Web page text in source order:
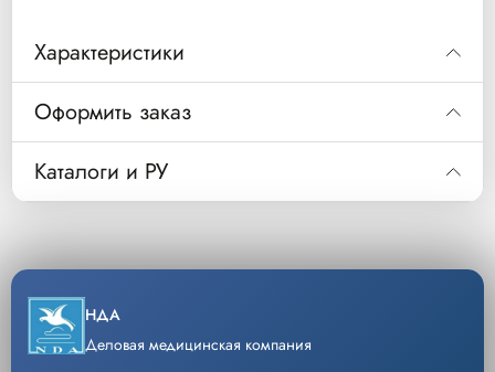
Характеристики
Оформить заказ
Каталоги и РУ
Код Уп/шт
фильтр выдоха
EXHALATION
Код G-060526-00
G-060526-00 Бактериальный фильтр выдоха од
Уп/шт. 1
Кол-во
НДА
Деловая медицинская компания